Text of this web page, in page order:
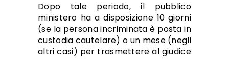
Dopo tale periodo, il pubblico
ministero ha a disposizione 10 giorni
(se la persona incriminata è posta in
custodia cautelare) o un mese (negli
altri casi) per trasmettere al giudice